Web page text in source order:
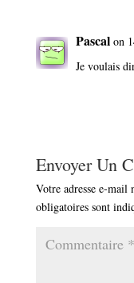
Pascal on
Je voulais
Envoyer Un
Votre adresse e-mail
obligatoires sont